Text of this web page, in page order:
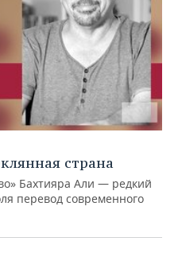
страна
Бахтияра Али — редкий
перевод современного